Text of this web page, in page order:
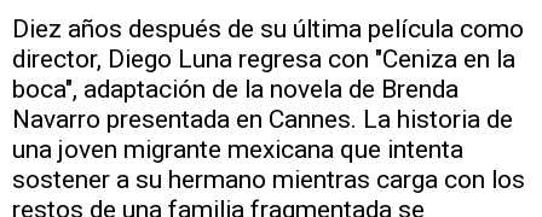
Diez años después de su última película como
director, Diego Luna regresa con "Ceniza en la
boca", adaptación de la novela de Brenda
Navarro presentada en Cannes. La historia de
una joven migrante mexicana que intenta
sostener a su hermano mientras carga con los
restos de una familia fragmentada se